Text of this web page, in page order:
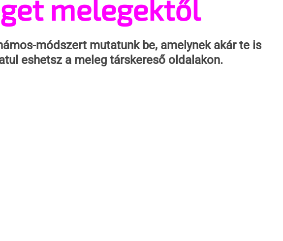
melegektől
módszert mutatunk be, amelynek akár te is
eshetsz a meleg társkereső oldalakon.